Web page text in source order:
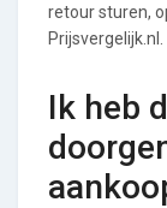
retour sturen,
Prijsvergelijk.nl.
Ik heb